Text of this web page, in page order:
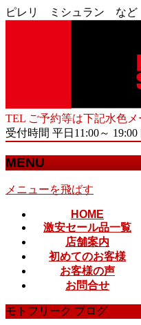
ピレリ ミシュラン など
TEL ご予約等は下記水色
受付時間 平日11:00～
MENU
メニューを飛ばす
HOME
激安セール品一覧
店舗案内
初めてのお客様
お客様の声
お問合せ
モトフリーク ブログ